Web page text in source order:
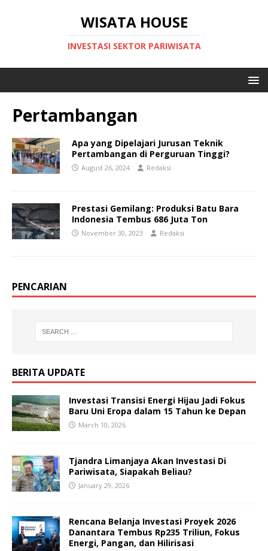
WISATA HOUSE
INVESTASI SEKTOR PARIWISATA
Pertambangan
Apa yang Dipelajari Jurusan Teknik
Pertambangan di Perguruan Tinggi?
August 26, 2024 Redaksi
Prestasi Gemilang: Produksi Batu Bara
Indonesia Tembus 686 Juta Ton
November 30, 2023 Redaksi
PENCARIAN
BERITA UPDATE
Investasi Transisi Energi Hijau Jadi Fokus
Baru Uni Eropa dalam 15 Tahun ke Depan
March 10, 2026
Tjandra Limanjaya Akan Investasi Di
Pariwisata, Siapakah Beliau?
January 29, 2026
Rencana Belanja Investasi Proyek 2026
Danantara Tembus Rp235 Triliun, Fokus
Energi, Pangan, dan Hilirisasi